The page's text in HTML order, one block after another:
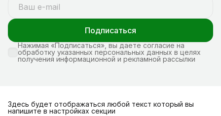
Подписаться
Нажимая «Подписаться», вы даете согласие на
обработку указанных персональных данных в целях
получения информационной и рекламной рассылки
Здесь будет отображаться любой текст который вы
напишите в настройках секции